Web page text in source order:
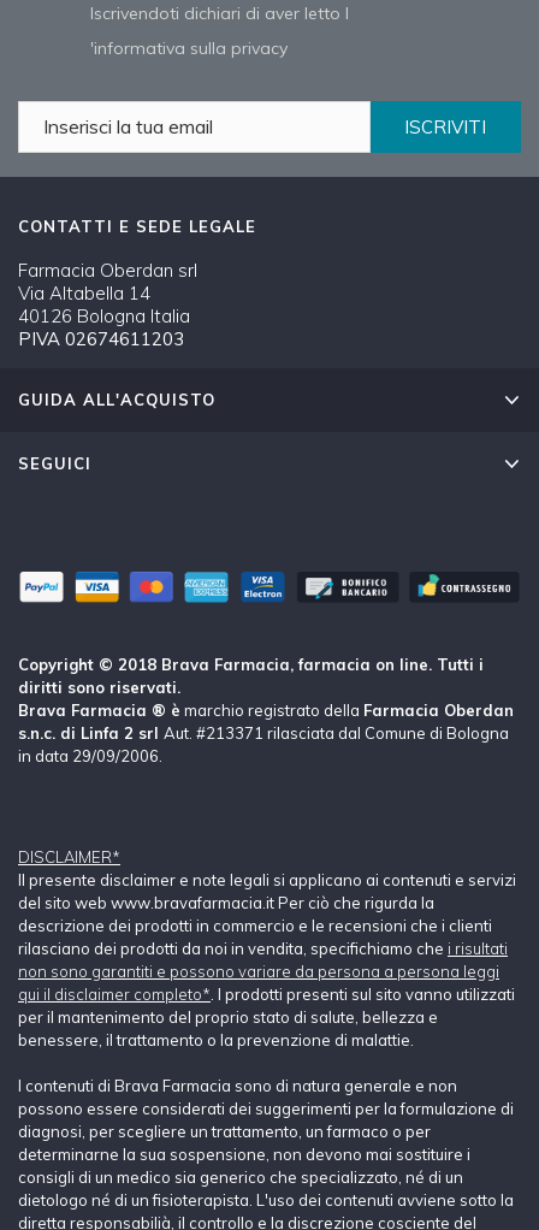
Iscrivendoti dichiari di aver letto l
'informativa sulla privacy
ISCRIVITI
CONTATTI E SEDE LEGALE
Farmacia Oberdan srl
Via Altabella 14
40126 Bologna Italia
PIVA 02674611203
GUIDA ALL'ACQUISTO
SEGUICI
Copyright © 2018 Brava Farmacia, farmacia on line. Tutti i
diritti sono riservati.
Brava Farmacia ® è marchio registrato della Farmacia Oberdan
s.n.c. di Linfa 2 srl Aut. #213371 rilasciata dal Comune di Bologna
in data 29/09/2006.
DISCLAIMER*
Il presente disclaimer e note legali si applicano ai contenuti e servizi
del sito web www.bravafarmacia.it Per ciò che rigurda la
descrizione dei prodotti in commercio e le recensioni che i clienti
rilasciano dei prodotti da noi in vendita, specifichiamo che i risultati
non sono garantiti e possono variare da persona a persona leggi
qui il disclaimer completo* . I prodotti presenti sul sito vanno utilizzati
per il mantenimento del proprio stato di salute, bellezza e
benessere, il trattamento o la prevenzione di malattie.
I contenuti di Brava Farmacia sono di natura generale e non
possono essere considerati dei suggerimenti per la formulazione di
diagnosi, per scegliere un trattamento, un farmaco o per
determinarne la sua sospensione, non devono mai sostituire i
consigli di un medico sia generico che specializzato, né di un
dietologo né di un fisioterapista. L'uso dei contenuti avviene sotto la
diretta responsabilià, il controllo e la discrezione cosciente del